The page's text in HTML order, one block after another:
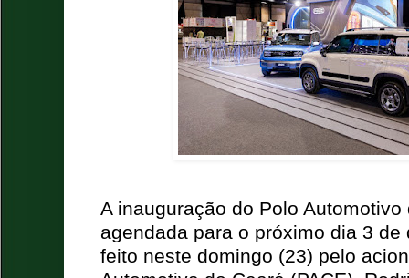
A inauguração do Polo Automotivo
agendada para o próximo dia 3
feito neste domingo (23) pelo